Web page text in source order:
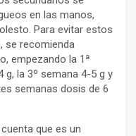
en las manos,
Para evitar estos
se recomienda
empezando la 1ª
la 3º semana 4-5 g y
semanas dosis de 6
que es un